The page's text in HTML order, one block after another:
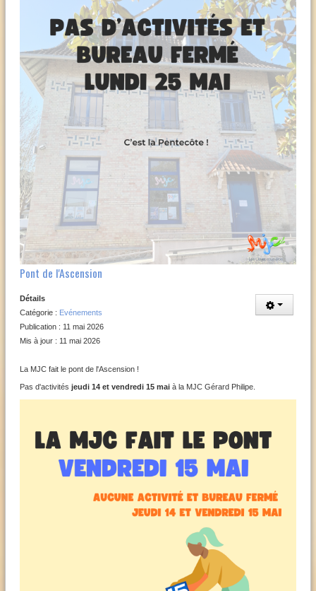
Pont de l'Ascension
Détails
Catégorie : Evénements
Publication : 11 mai 2026
Mis à jour : 11 mai 2026
La MJC fait le pont de l'Ascension !
Pas d'activités jeudi 14 et vendredi 15 mai à la MJC Gérard Philipe.